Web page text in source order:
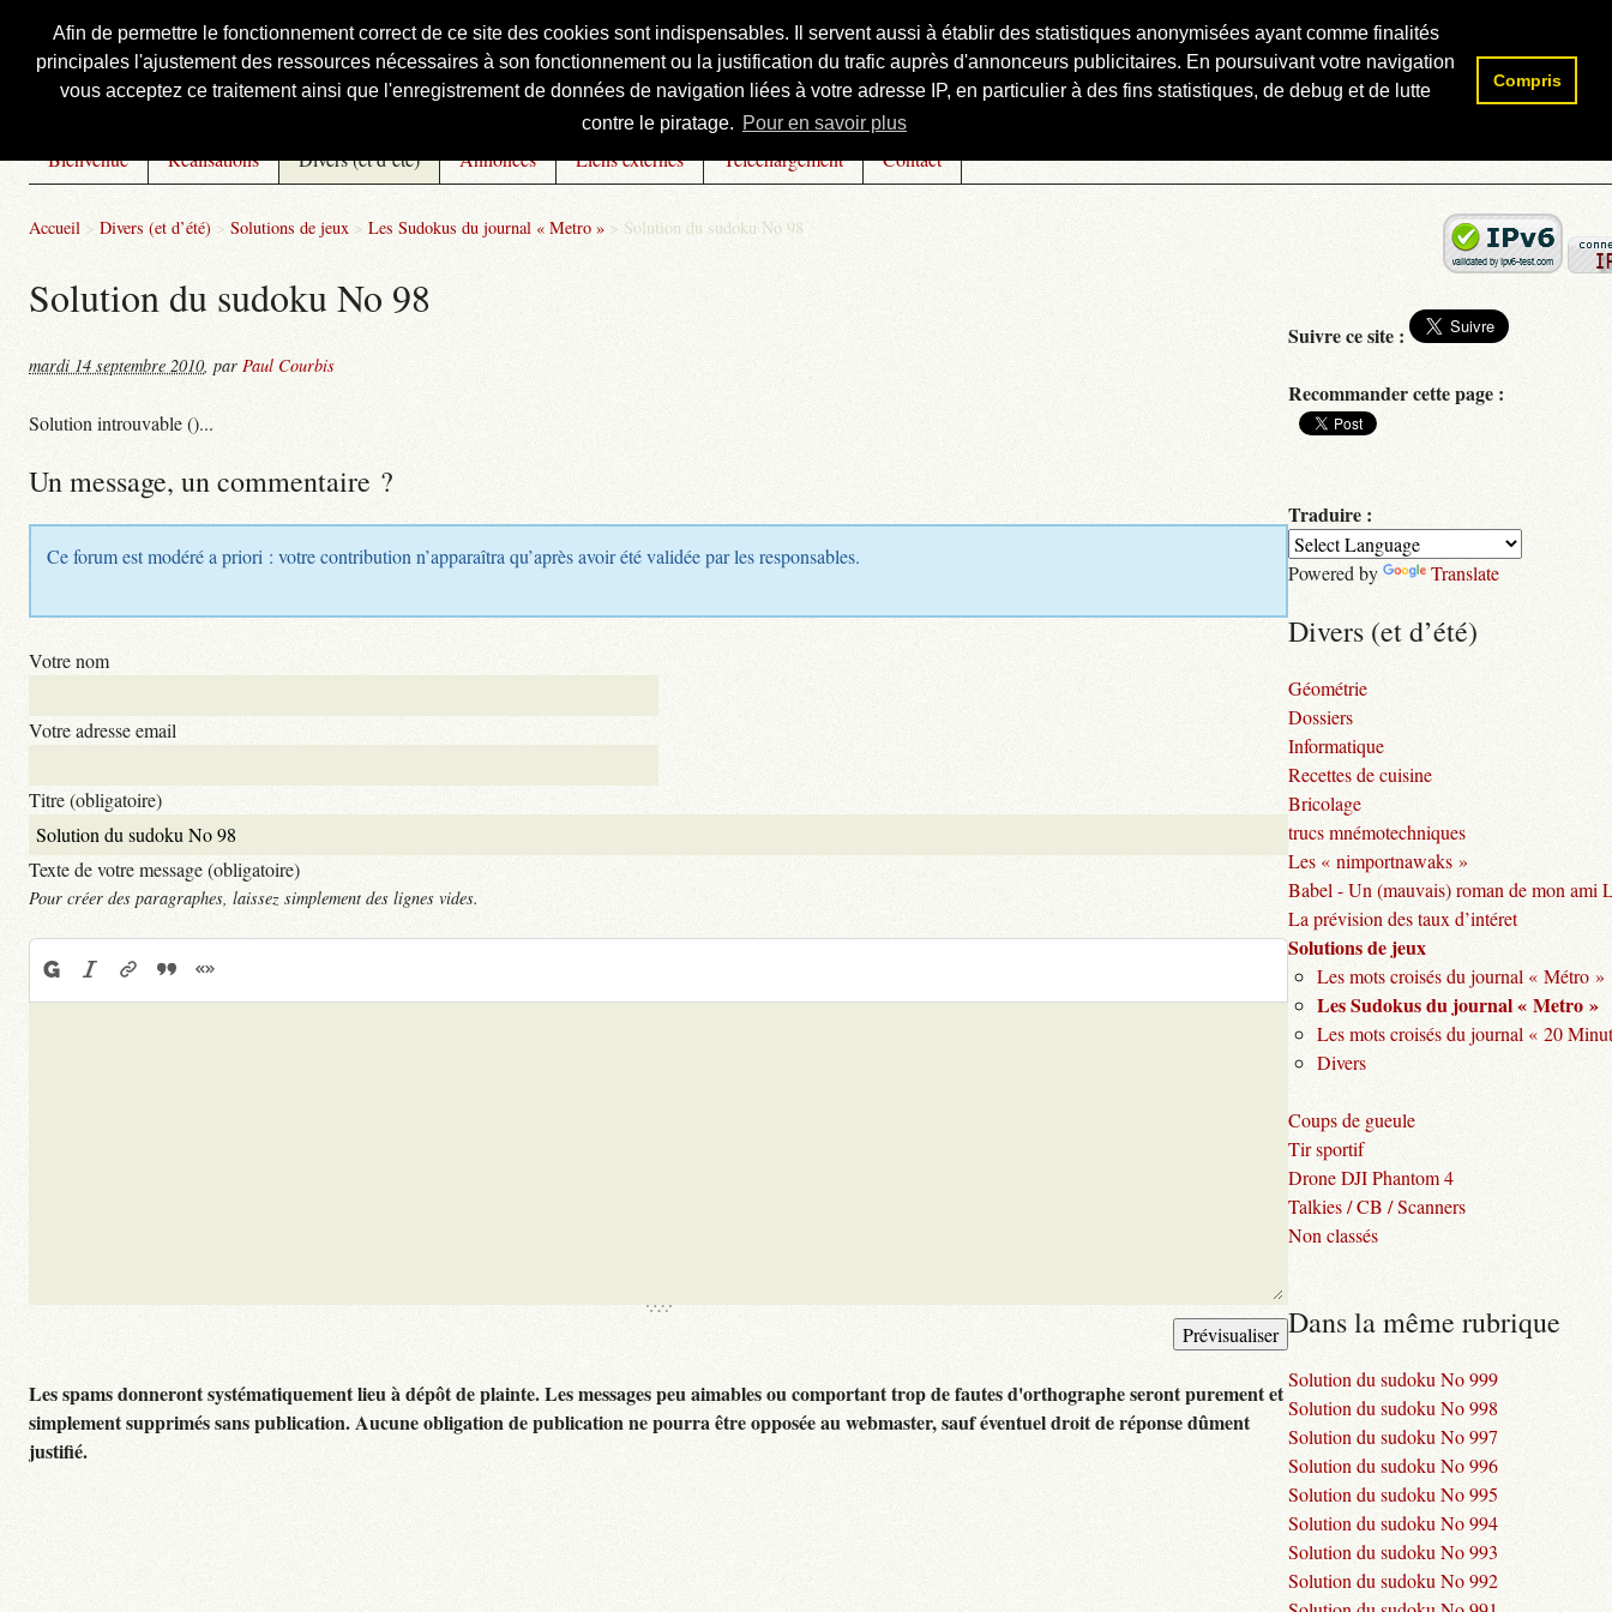
Afin de permettre le fonctionnement correct de ce site des cookies sont indispensables. Il servent aussi à établir des statistiques anonymisées ayant comme finalités
principales l'ajustement des ressources nécessaires à son fonctionnement ou la justification du trafic auprès d'annonceurs publicitaires. En poursuivant votre navigation
vous acceptez ce traitement ainsi que l'enregistrement de données de navigation liées à votre adresse IP, en particulier à des fins statistiques, de debug et de lutte
contre le piratage. Pour en savoir plus
Compris
Courbis, « LE » Blog Officiel
Bienvenue Réalisations Divers (et d’été) Annonces Liens externes Téléchargement Contact
Accueil > Divers (et d’été) > Solutions de jeux > Les Sudokus du journal « Metro » > Solution du sudoku No 98
Solution du sudoku No 98
mardi 14 septembre 2010, par Paul Courbis
Solution introuvable ()...
Un message, un commentaire ?
Ce forum est modéré a priori : votre contribution n’apparaîtra qu’après avoir été validée par les responsables.
Votre nom
Votre adresse email
Titre (obligatoire)
Texte de votre message (obligatoire)
Pour créer des paragraphes, laissez simplement des lignes vides.
Les spams donneront systématiquement lieu à dépôt de plainte. Les messages peu aimables ou comportant trop de fautes d'orthographe seront purement et
simplement supprimés sans publication. Aucune obligation de publication ne pourra être opposée au webmaster, sauf éventuel droit de réponse dûment
justifié.
Rechercher :
Suivre ce site :
Recommander cette page :
Traduire :
Powered by Translate
Divers (et d’été)
Géométrie
Dossiers
Informatique
Recettes de cuisine
Bricolage
trucs mnémotechniques
Les « nimportnawaks »
Babel - Un (mauvais) roman de mon ami
La prévision des taux d’intéret
Solutions de jeux
Les mots croisés du journal « Métro »
Les Sudokus du journal « Metro »
Les mots croisés du journal « 20
Divers
Coups de gueule
Tir sportif
Drone DJI Phantom 4
Talkies / CB / Scanners
Non classés
Dans la même rubrique
Solution du sudoku No 999
Solution du sudoku No 998
Solution du sudoku No 997
Solution du sudoku No 996
Solution du sudoku No 995
Solution du sudoku No 994
Solution du sudoku No 993
Solution du sudoku No 992